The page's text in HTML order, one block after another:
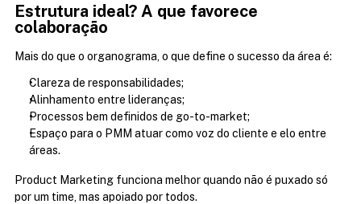
Estrutura ideal? A que favorece
colaboração
Mais do que o organograma, o que define o sucesso da área é:
Clareza de responsabilidades;
Alinhamento entre lideranças;
Processos bem definidos de go-to-market;
Espaço para o PMM atuar como voz do cliente e elo entre
áreas.
Product Marketing funciona melhor quando não é puxado só
por um time, mas apoiado por todos.